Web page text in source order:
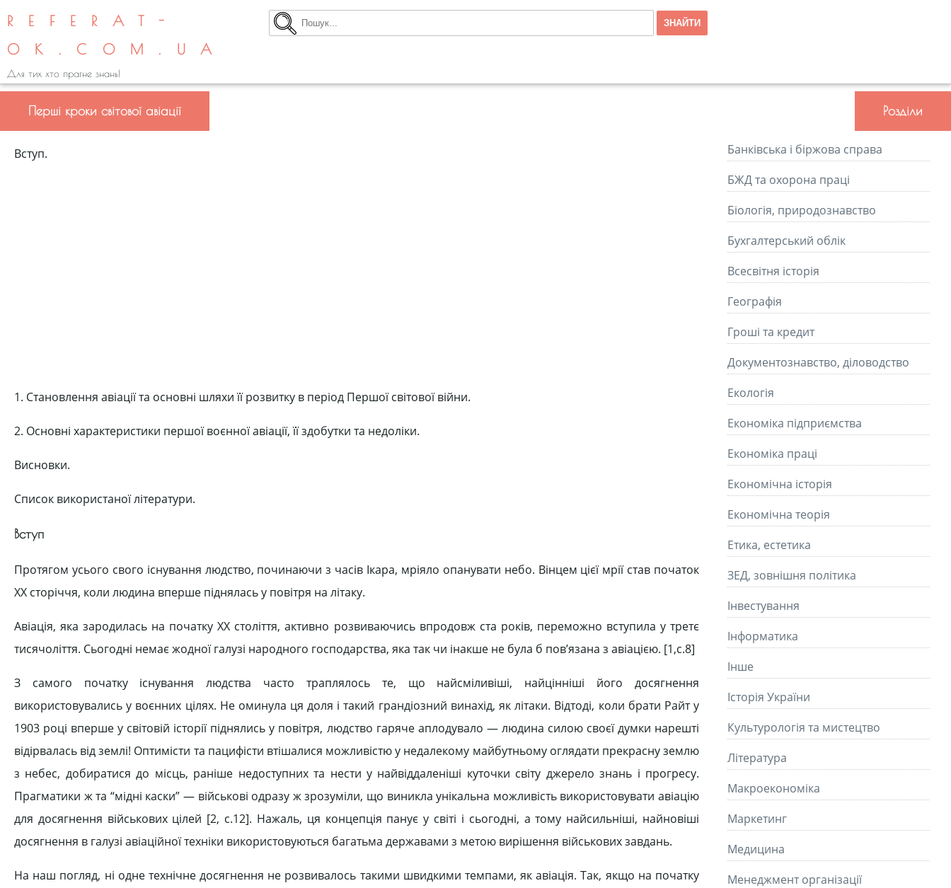
REFERAT-
OK.COM.UA
Для тих хто прагне знань!
Перші кроки світової авіації
Вступ.
1. Становлення авіації та основні шляхи її розвитку в період Першої світової війни.
2. Основні характеристики першої воєнної авіації, її здобутки та недоліки.
Висновки.
Список використаної літератури.
Вступ
Протягом усього свого існування людство, починаючи з часів Ікара, мріяло опанувати небо. Вінцем цієї мрії став початок
XX сторіччя, коли людина вперше піднялась у повітря на літаку.
Авіація, яка зародилась на початку XX століття, активно розвиваючись впродовж ста років, переможно вступила у третє
тисячоліття. Сьогодні немає жодної галузі народного господарства, яка так чи інакше не була б пов’язана з авіацією. [1,c.8]
З самого початку існування людства часто траплялось те, що найсміливіші, найцінніші його досягнення
використовувались у воєнних цілях. Не оминула ця доля і такий грандіозний винахід, як літаки. Відтоді, коли брати Райт у
1903 році вперше у світовій історії піднялись у повітря, людство гаряче аплодувало — людина силою своєї думки нарешті
відірвалась від землі! Оптимісти та пацифісти втішалися можливістю у недалекому майбутньому оглядати прекрасну землю
з небес, добиратися до місць, раніше недоступних та нести у найвіддаленіші куточки світу джерело знань і прогресу.
Прагматики ж та “мідні каски” — військові одразу ж зрозуміли, що виникла унікальна можливість використовувати авіацію
для досягнення військових цілей [2, c.12]. Нажаль, ця концепція панує у світі і сьогодні, а тому найсильніші, найновіші
досягнення в галузі авіаційної техніки використовуються багатьма державами з метою вирішення військових завдань.
На наш погляд, ні одне технічне досягнення не розвивалось такими швидкими темпами, як авіація. Так, якщо на початку
Розділи
Банківська і біржова справа
БЖД та охорона праці
Біологія, природознавство
Бухгалтерський облік
Всесвітня історія
Географія
Гроші та кредит
Документознавство, діловодство
Екологія
Економіка підприємства
Економіка праці
Економічна історія
Економічна теорія
Етика, естетика
ЗЕД, зовнішня політика
Інвестування
Інформатика
Інше
Історія України
Культурологія та мистецтво
Літературa
Макроекономіка
Маркетинг
Медицина
Менеджмент організації